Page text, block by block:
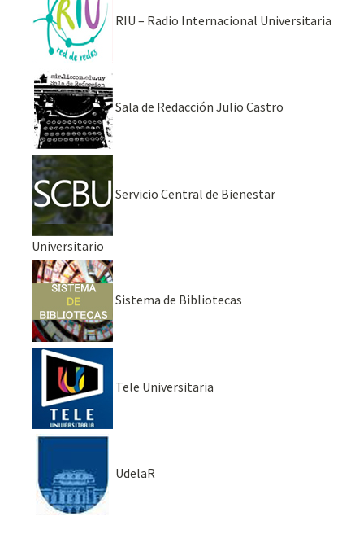
RIU – Radio Internacional Universitaria
Sala de Redacción Julio Castro
Servicio Central de Bienestar
Universitario
Sistema de Bibliotecas
Tele Universitaria
UdelaR